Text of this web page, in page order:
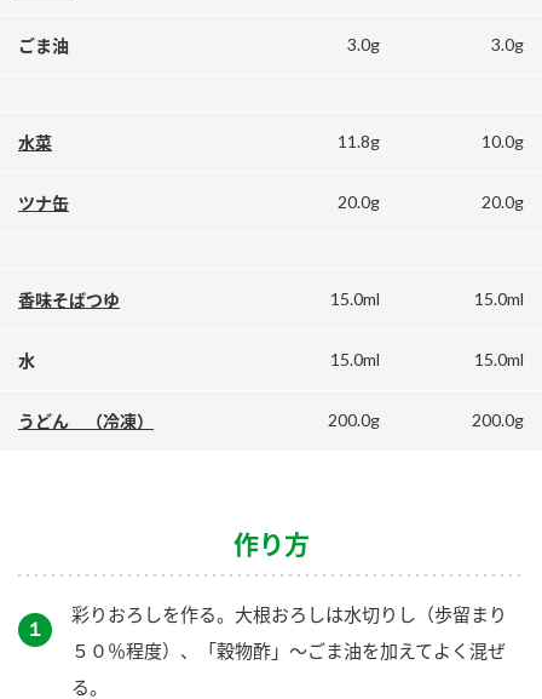
納豆の豆知識
ロングセラー商品 ＋ おすすめレシピ
おいしさと健康への取り組み
キッザニア東京「ぽん酢工房」
ごま油 3.0g 3.0g
水菜 11.8g 10.0g
ツナ缶 20.0g 20.0g
香味そばつゆ 15.0ml 15.0ml
水 15.0ml 15.0ml
うどん （冷凍） 200.0g 200.0g
作り方
１
彩りおろしを作る。大根おろしは水切りし（歩留まり
５０％程度）、「穀物酢」～ごま油を加えてよく混ぜ
る。